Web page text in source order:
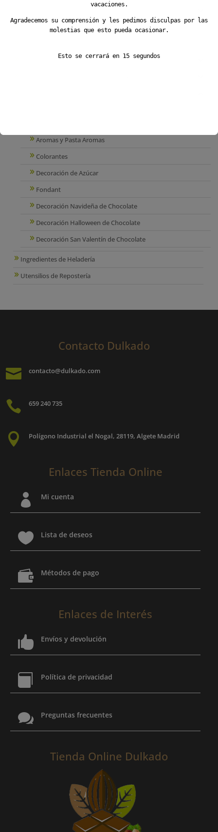
Semillas y Especias
Cremas, Rellenos y Glaseados
Aromas y Pasta Aromas
Colorantes
Decoración de Azúcar
Fondant
Decoración Navideña de Chocolate
Decoración Halloween de Chocolate
Decoración San Valentín de Chocolate
Ingredientes de Heladería
Utensilios de Repostería
Contacto Dulkado
 contacto@dulkado.com
 659 240 735
 Polígono Industrial el Nogal, 28119, Algete Madrid
Enlaces Tienda Online
 Mi cuenta
 Lista de deseos
 Métodos de pago
Enlaces de Interés
 Envíos y devolución
 Política de privacidad
 Preguntas frecuentes
Tienda Online Dulkado
vacaciones.
Agradecemos su comprensión y les pedimos disculpas por las
molestias que esto pueda ocasionar.
Esto se cerrará en 15 segundos